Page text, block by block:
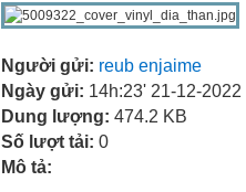
Người gửi: reub enjaime
Ngày gửi: 14h:23' 21-12-2022
Dung lượng: 474.2 KB
Số lượt tải: 0
Mô tả: